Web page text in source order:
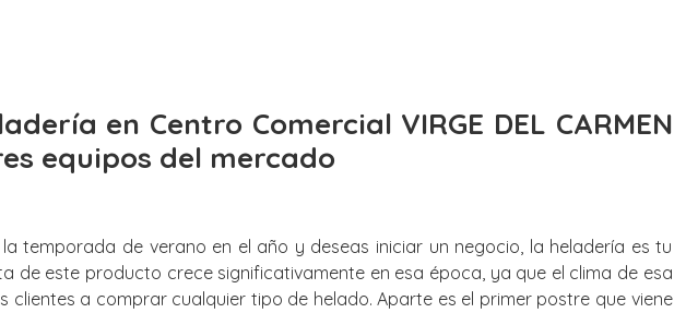
en Centro Comercial VIRGE DEL CARMEN
equipos del mercado
temporada de verano en el año y deseas iniciar un negocio, la heladería es tu
de este producto crece significativamente en esa época, ya que el clima de esa
clientes a comprar cualquier tipo de helado. Aparte es el primer postre que viene